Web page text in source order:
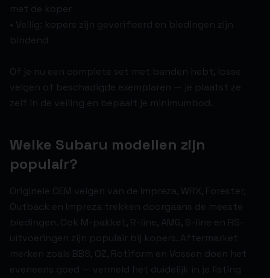
met de koper
• Veilig: kopers zijn geverifieerd en biedingen zijn
bindend
Of je nu een complete set met banden hebt, losse
velgen of beschadigde exemplaren — je plaatst ze
zelf in de veiling en bepaalt je minimumbod.
Welke Subaru modellen zijn
populair?
Originele OEM velgen van de Impreza, WRX, Forester,
Outback en Impreza trekken doorgaans de meeste
biedingen. Ook M-pakket, R-line, AMG, S-line en RS-
uitvoeringen zijn populair bij kopers. Aftermarket
merken zoals BBS, OZ, Rotiform en Vossen doen het
eveneens goed — vermeld het duidelijk in je listing